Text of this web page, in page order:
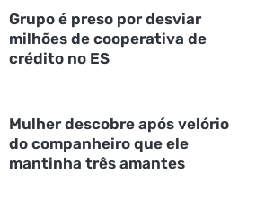
Grupo é preso por desviar
milhões de cooperativa de
crédito no ES
Mulher descobre após velório
do companheiro que ele
mantinha três amantes